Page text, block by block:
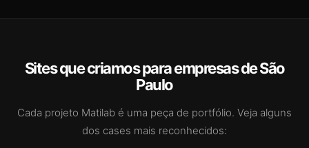
Sites que criamos para empresas de São
Paulo
Cada projeto Matilab é uma peça de portfólio. Veja alguns
dos cases mais reconhecidos: